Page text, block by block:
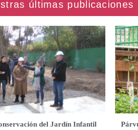
del Jardín Infantil